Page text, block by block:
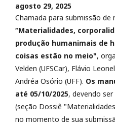
agosto 29, 2025
Chamada para submissão de
“Materialidades,
produção humanimais de
coisas estão no meio",
Velden (UFSCar), Flávio
Andréa Osório (UFF). Os
até 05/10/2025, devendo
(seção Dossiê
no momento de sua